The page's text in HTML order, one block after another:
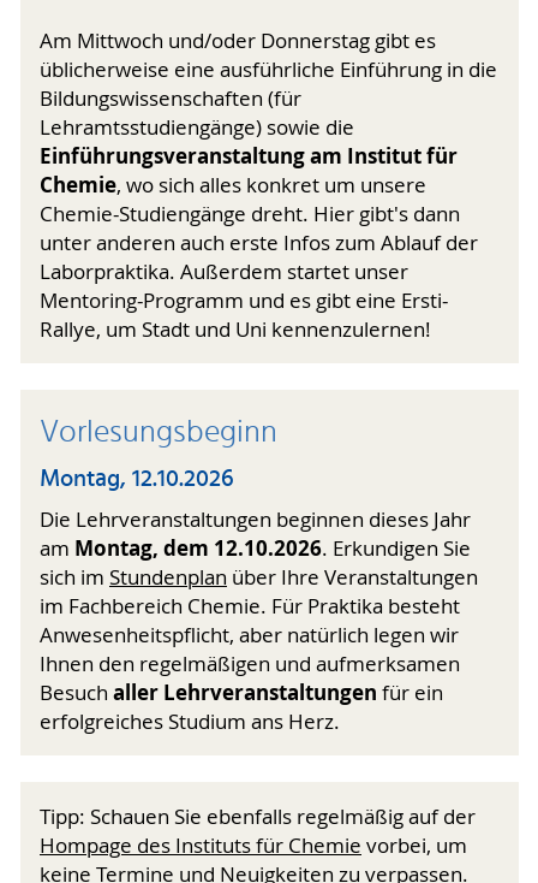
Am Mittwoch und/oder Donnerstag gibt es
üblicherweise eine ausführliche Einführung in die
Bildungswissenschaften (für
Lehramtsstudiengänge) sowie die
Einführungsveranstaltung am Institut für
Chemie, wo sich alles konkret um unsere
Chemie-Studiengänge dreht. Hier gibt's dann
unter anderen auch erste Infos zum Ablauf der
Laborpraktika. Außerdem startet unser
Mentoring-Programm und es gibt eine Ersti-
Rallye, um Stadt und Uni kennenzulernen!
Vorlesungsbeginn
Montag, 12.10.2026
Die Lehrveranstaltungen beginnen dieses Jahr
am Montag, dem 12.10.2026. Erkundigen Sie
sich im Stundenplan über Ihre Veranstaltungen
im Fachbereich Chemie. Für Praktika besteht
Anwesenheitspflicht, aber natürlich legen wir
Ihnen den regelmäßigen und aufmerksamen
Besuch aller Lehrveranstaltungen für ein
erfolgreiches Studium ans Herz.
Tipp: Schauen Sie ebenfalls regelmäßig auf der
Hompage des Instituts für Chemie vorbei, um
keine Termine und Neuigkeiten zu verpassen.